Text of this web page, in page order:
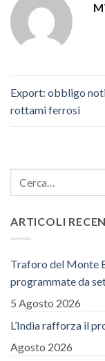
Export: obbligo
rottami ferrosi
ARTICOLI
Traforo del Monte
programmate da
5 Agosto 2026
L’India rafforza il
Agosto 2026